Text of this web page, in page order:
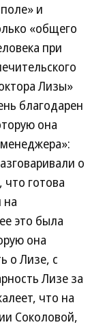
и
«общего
при
Лизы»
благодарен
она
о
готова
на
это была
она
о Лизе, с
Лизе за
что на
Соколовой,